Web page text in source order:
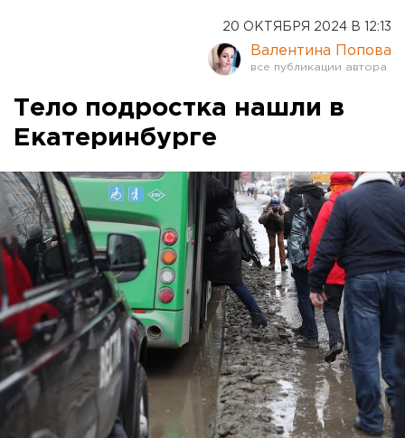
20 ОКТЯБРЯ 2024 В 12:13
Валентина Попова
Тело подростка нашли в
Екатеринбурге